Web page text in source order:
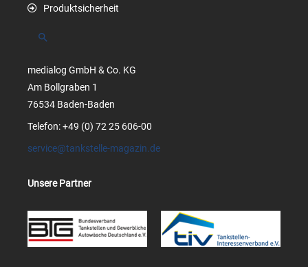
Produktsicherheit
Suchen
medialog GmbH & Co. KG
Am Bollgraben 1
76534 Baden-Baden
Telefon: +49 (0) 72 25 606-00
service@tankstelle-magazin.de
Unsere Partner